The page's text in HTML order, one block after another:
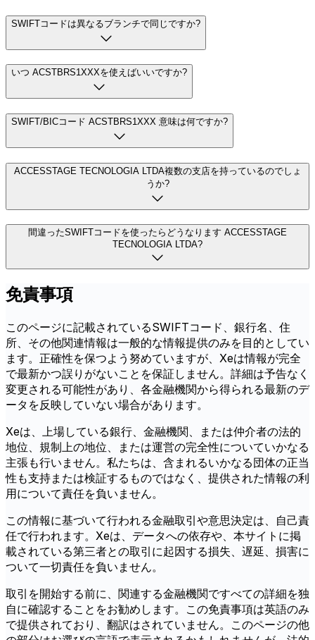
SWIFTコードは異なるブランチで同じですか?
いつ ACSTBRS1XXXを使えばいいですか?
SWIFT/BICコード ACSTBRS1XXX 意味は何ですか?
ACCESSTAGE TECNOLOGIA LTDA複数の支店を持っているのでしょ
うか?
間違ったSWIFTコードを使ったらどうなります ACCESSTAGE
TECNOLOGIA LTDA?
免責事項
このページに記載されているSWIFTコード、銀行名、住
所、その他関連情報は一般的な情報提供のみを目的としてい
ます。正確性を保つよう努めていますが、Xeは情報が完全
で最新かつ誤りがないことを保証しません。詳細は予告なく
変更される可能性があり、各金融機関から得られる最新のデ
ータを反映していない場合があります。
Xeは、上場している銀行、金融機関、または仲介者の法的
地位、規制上の地位、または運営の完全性についていかなる
主張も行いません。私たちは、含まれるいかなる団体の正当
性も支持または検証するものではなく、提供された情報の利
用について責任を負いません。
この情報に基づいて行われる金融取引や意思決定は、自己責
任で行われます。Xeは、データへの依存や、本サイトに掲
載されている第三者との取引に起因する損失、遅延、損害に
ついて一切責任を負いません。
取引を開始する前に、関連する金融機関ですべての詳細を独
自に確認することをお勧めします。この免責事項は英語のみ
で提供されており、翻訳はされていません。このページの他